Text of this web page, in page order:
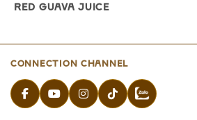
RED GUAVA JUICE
CONNECTION CHANNEL